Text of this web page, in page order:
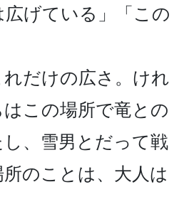
げている」「この
れだけの広さ。けれ
この場所で竜との
、雪男とだって戦
のことは、大人は